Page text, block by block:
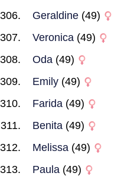
Geraldine (49)
Veronica (49)
Oda (49)
Emily (49)
Farida (49)
Benita (49)
Melissa (49)
Paula (49)